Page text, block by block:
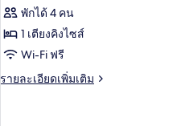
ของ
ห้อง
สวีท
(Ambassador)
พักได้ 4 คน
1 เตียงคิงไซส์
Wi-Fi ฟรี
รายละเอียดเพิ่มเติม
ราย